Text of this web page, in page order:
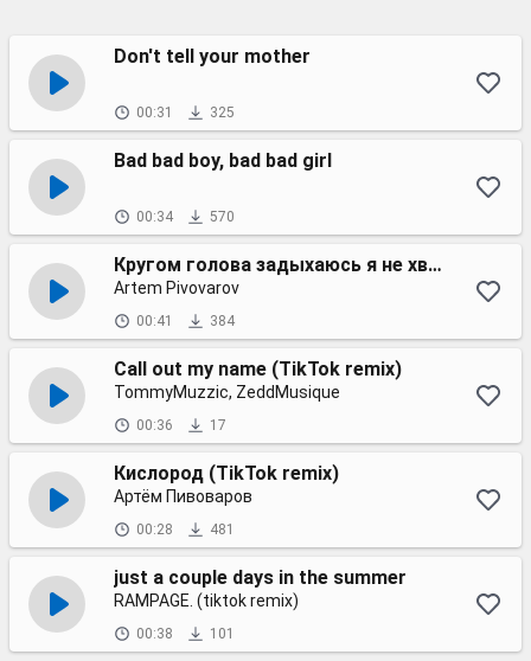
Don't tell your mother
00:31 325
Bad bad boy, bad bad girl
00:34 570
Кругом голова задыхаюсь я не хватает мне (speed up)
Artem Pivovarov
00:41 384
Call out my name (TikTok remix)
TommyMuzzic, ZeddMusique
00:36 17
Кислород (TikTok remix)
Артём Пивоваров
00:28 481
just a couple days in the summer
RAMPAGE. (tiktok remix)
00:38 101